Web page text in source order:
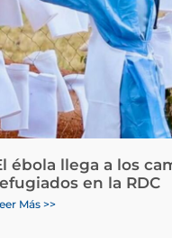
ébola llega a los
en la RDC
Más >>